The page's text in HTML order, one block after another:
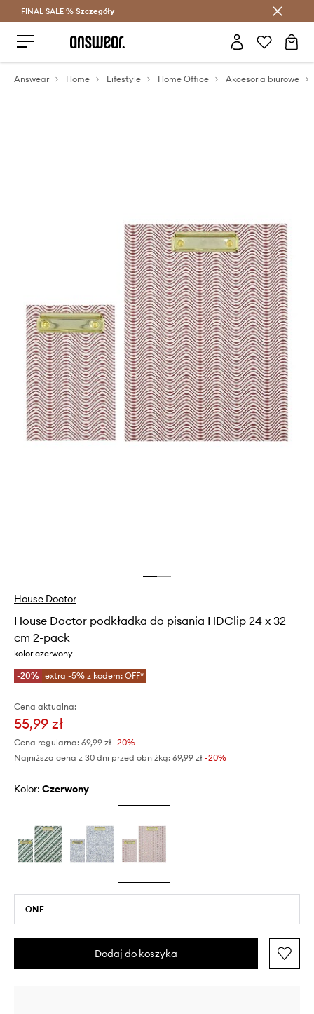
Oszczędzaj z Answear Club >
FINAL SALE % Szczegóły
Answear Home Lifestyle Home Office Akcesoria biurowe
House Doctor
House Doctor podkładka do pisania HDClip 24 x 32
cm 2-pack
kolor czerwony
-20% extra -5% z kodem: OFF*
Cena aktualna:
55,99 zł
Cena regularna: 69,99 zł -20%
Najniższa cena z 30 dni przed obniżką: 69,99 zł -20%
Kolor: czerwony
ONE
Dodaj do koszyka